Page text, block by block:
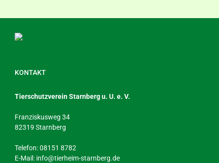
KONTAKT
Tierschutzverein Starnberg u. U. e. V.
Franziskusweg 34
82319 Starnberg
Telefon: 08151 8782
E-Mail: info@tierheim-starnberg.de